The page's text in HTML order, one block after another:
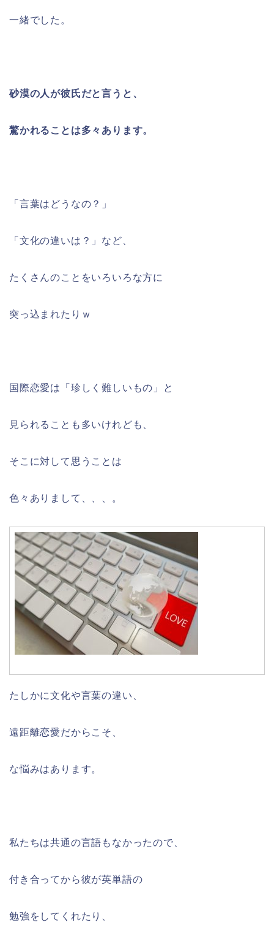
一緒でした。
砂漠の人が彼氏だと言うと、
驚かれることは多々あります。
「言葉はどうなの？」
「文化の違いは？」など、
たくさんのことをいろいろな方に
突っ込まれたりｗ
国際恋愛は「珍しく難しいもの」と
見られることも多いけれども、
そこに対して思うことは
色々ありまして、、、。
たしかに文化や言葉の違い、
遠距離恋愛だからこそ、
な悩みはあります。
私たちは共通の言語もなかったので、
付き合ってから彼が英単語の
勉強をしてくれたり、